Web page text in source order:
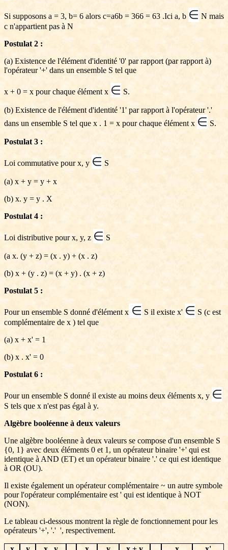
Si supposons a = 3, b= 6 alors c=a6b = 366 = 63 .Ici a, b ∈ N mais
c n'appartient pas à N
Postulat 2 :
(a) Existence de l'élément d'identité '0' par rapport (par rapport à)
l'opérateur '+' dans un ensemble S tel que
x + 0 = x pour chaque élément x ∈ S.
(b) Existence de l'élément d'identité '1' par rapport à l'opérateur '.'
dans un ensemble S tel que x . 1 = x pour chaque élément x ∈ S.
Postulat 3 :
Loi commutative pour x, y ∈ S
(a) x + y = y + x
(b) x. y = y . X
Postulat 4 :
Loi distributive pour x, y, z ∈ S
(a x. (y + z) = (x . y) + (x . z)
(b) x + (y . z) = (x + y) . (x + z)
Postulat 5 :
Pour un ensemble S donné d'élément x ∈ S il existe x' ∈ S (c est
complémentaire de x ) tel que
(a) x + x' = 1
(b) x . x' = 0
Postulat 6 :
Pour un ensemble S donné il existe au moins deux éléments x, y ∈
S tels que x n'est pas égal à y.
Algèbre booléenne à deux valeurs
Une algèbre booléenne à deux valeurs se compose d'un ensemble S
{0, 1} avec deux éléments 0 et 1, un opérateur binaire '+' qui est
identique à AND (ET) et un opérateur binaire '.' ce qui est identique
à OR (OU).
Il existe également un opérateur complémentaire ~ un autre symbole
pour l'opérateur complémentaire est ' qui est identique à NOT
(NON).
Le tableau ci-dessous montrent la règle de fonctionnement pour les
opérateurs '+', '.' ', respectivement.